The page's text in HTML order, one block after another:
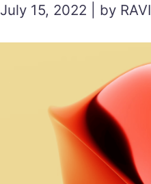
July 15, 2022 | by RAVI